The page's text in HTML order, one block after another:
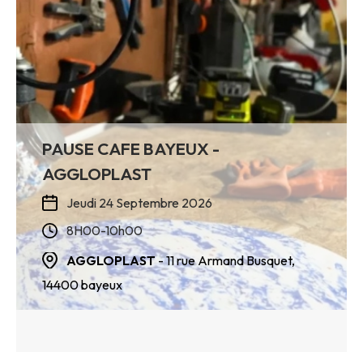
PAUSE CAFE BAYEUX -
AGGLOPLAST
Jeudi 24 Septembre 2026
8H00-10h00
AGGLOPLAST- 11 rue Armand Busquet,
14400bayeux